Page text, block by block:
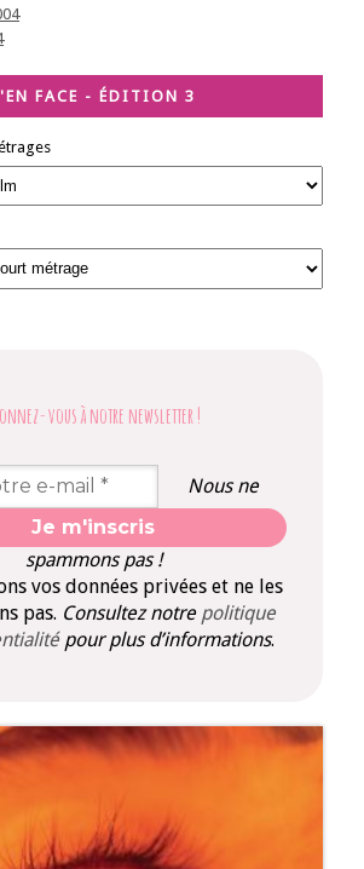
FACE - ÉDITION 3
vous à notre newsletter !
Nous ne
spammons pas !
vos données privées et ne les
pas. Consultez notre politique
pour plus d’informations.